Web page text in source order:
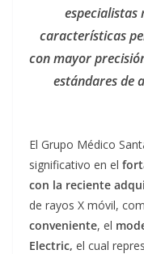
especialistas
características
con mayor
estándares de
El Grupo Médico
significativo en el
con la reciente
de rayos X móvil,
conveniente, el
Electric, el cual